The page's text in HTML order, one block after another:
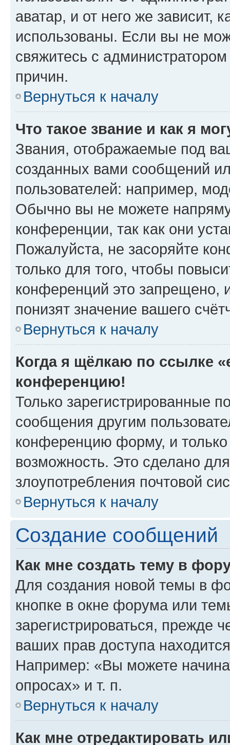
аватар, и от него же зависит,
использованы. Если вы не
свяжитесь с
причин.
Вернуться к началу
Что такое звание и как я
Звания, отображаемые под
созданных вами сообщений
пользователей: например,
Обычно вы не можете
конференции, так как они
Пожалуйста, не засоряйте
только для того, чтобы
конференций это запрещено,
понизят значение вашего
Вернуться к началу
Когда я щёлкаю по ссылке
конференцию!
Только зарегистрированные
сообщения другим
конференцию форму, и
возможность. Это сделано
злоупотребления почтовой
Вернуться к началу
Создание сообщений
Как мне создать тему в
Для создания новой темы в
кнопке в окне форума или
зарегистрироваться, прежде
ваших прав доступа
Например: «Вы можете
опросах» и т. п.
Вернуться к началу
Как мне отредактировать